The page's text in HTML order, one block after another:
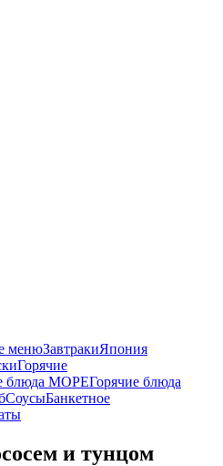
менюЗавтракиЯпония
Горячие
блюда МОРЕГорячие блюда
СоусыБанкетное
и тунцом